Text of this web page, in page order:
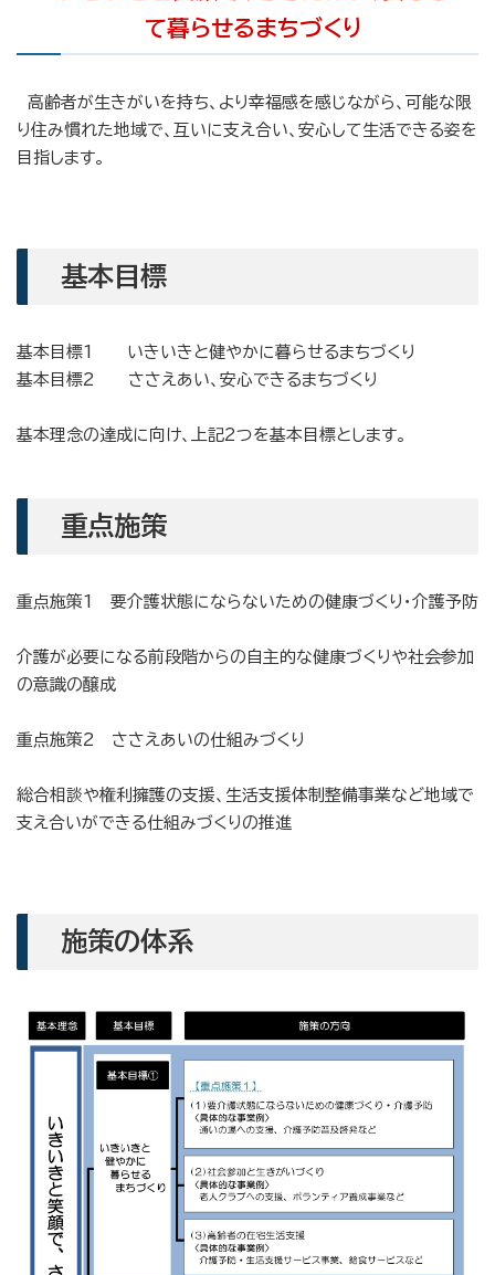
て暮らせるまちづくり
高齢者が生きがいを持ち、より幸福感を感じながら、可能な限
り住み慣れた地域で、互いに支え合い、安心して生活できる姿を
目指します。
基本目標
基本目標1 いきいきと健やかに暮らせるまちづくり
基本目標2 ささえあい、安心できるまちづくり
基本理念の達成に向け、上記2つを基本目標とします。
重点施策
重点施策1 要介護状態にならないための健康づくり・介護予防
介護が必要になる前段階からの自主的な健康づくりや社会参加
の意識の醸成
重点施策2 ささえあいの仕組みづくり
総合相談や権利擁護の支援、生活支援体制整備事業など地域で
支え合いができる仕組みづくりの推進
施策の体系